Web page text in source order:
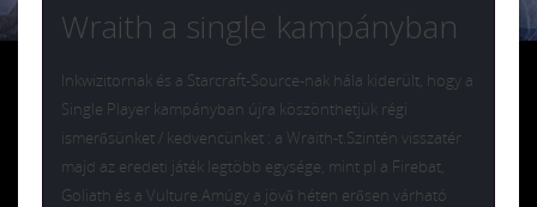
Wraith a single kampányban
Inkwizitornak és a Starcraft-Source-nak hála kiderült, hogy a
Single Player kampányban újra köszönthetjük régi
ismerősünket / kedvencünket : a Wraith-t.Szintén visszatér
majd az eredeti játék legtöbb egysége, mint pl a Firebat,
Goliath és a Vulture.Amúgy a jövő héten erősen várható